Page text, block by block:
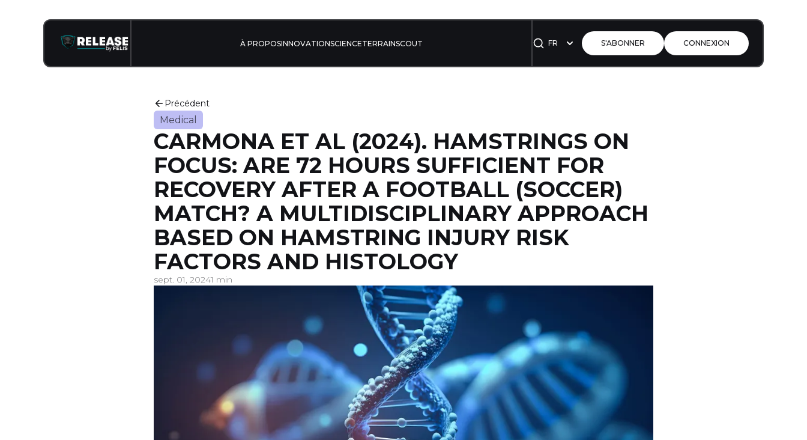
INNOVATIONSCIENCETERRAINSCOUT
À PROPOS FR S'ABONNER CONNEXION
Précédent
Medical
CARMONA ET AL (2024). HAMSTRINGS ON
FOCUS: ARE 72 HOURS SUFFICIENT FOR
RECOVERY AFTER A FOOTBALL (SOCCER)
MATCH? A MULTIDISCIPLINARY APPROACH
BASED ON HAMSTRING INJURY RISK
FACTORS AND HISTOLOGY
sept. 01, 20241 min